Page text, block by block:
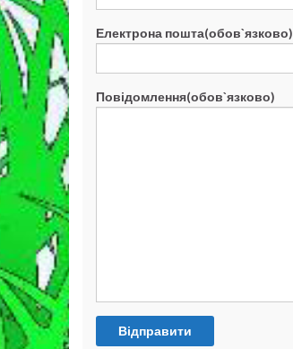
Електрона пошта(обов`язково)
Повідомлення(обов`язково)